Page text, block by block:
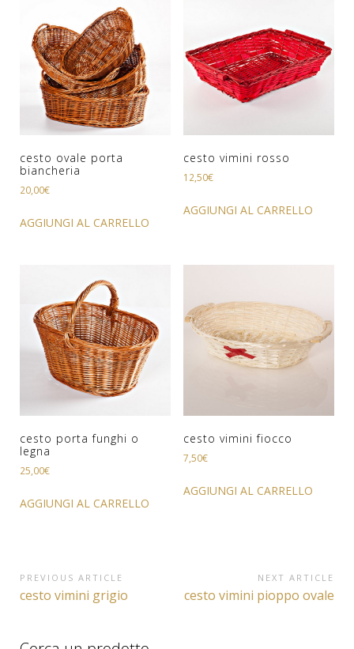
cesto ovale porta
biancheria
20,00€
AGGIUNGI AL CARRELLO
cesto vimini rosso
12,50€
AGGIUNGI AL CARRELLO
cesto porta funghi o
legna
25,00€
AGGIUNGI AL CARRELLO
cesto vimini fiocco
7,50€
AGGIUNGI AL CARRELLO
Navigazione
articoli
PREVIOUS ARTICLE
Previous
cesto vimini grigio
NEXT ARTICLE
Next
cesto vimini pioppo ovale